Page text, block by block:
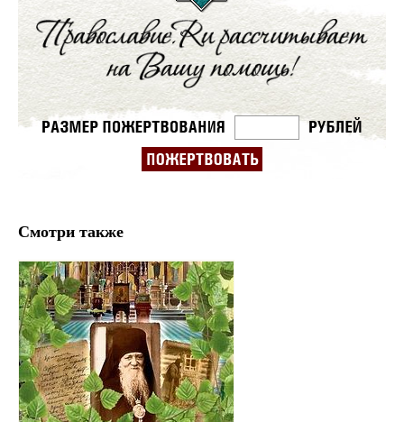
Смотри также